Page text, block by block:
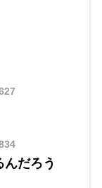
だろう